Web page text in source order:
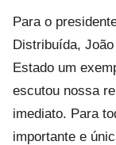
Para o
Distribuída,
Estado um
escutou nossa
imediato. Para
importante e